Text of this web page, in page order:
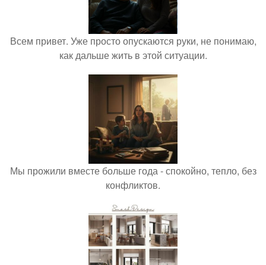
Всем привет. Уже просто опускаются руки, не понимаю,
как дальше жить в этой ситуации.
Мы прожили вместе больше года - спокойно, тепло, без
конфликтов.